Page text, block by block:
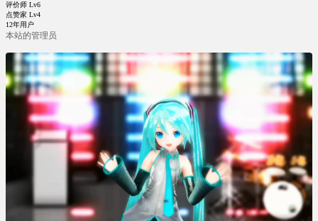
评价师 Lv6
点赞家 Lv4
12年用户
本站的管理员